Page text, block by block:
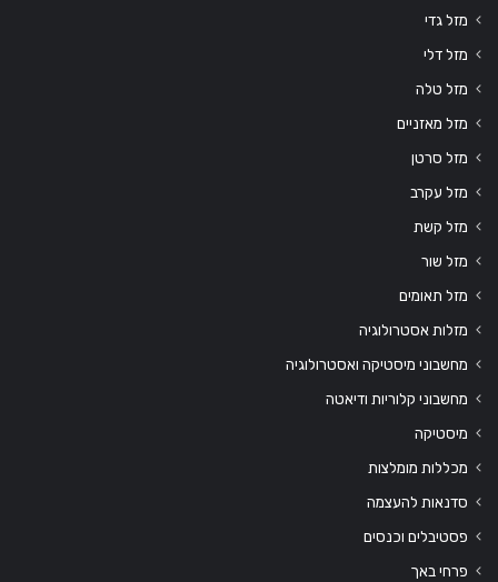
מזל גדי
מזל דלי
מזל טלה
מזל מאזניים
מזל סרטן
מזל עקרב
מזל קשת
מזל שור
מזל תאומים
מזלות אסטרולוגיה
מחשבוני מיסטיקה ואסטרולוגיה
מחשבוני קלוריות ודיאטה
מיסטיקה
מכללות מומלצות
סדנאות להעצמה
פסטיבלים וכנסים
פרחי באך